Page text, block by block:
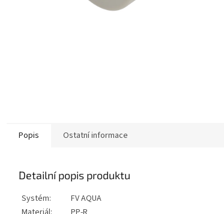
Popis Ostatní informace
Detailní popis produktu
Systém:
FV AQUA